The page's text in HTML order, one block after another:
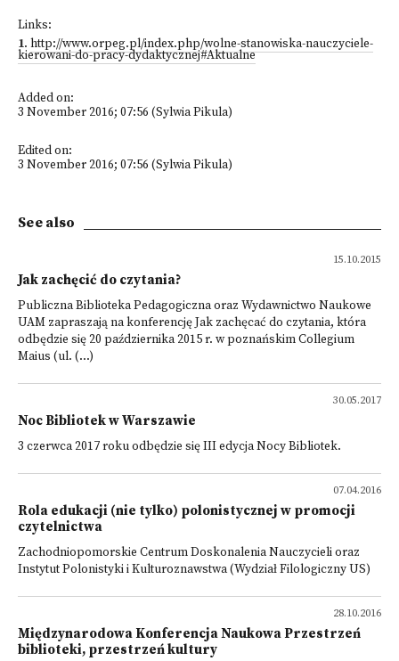
Links:
1. http://www.orpeg.pl/index.php/wolne-stanowiska-nauczyciele-
kierowani-do-pracy-dydaktycznej#Aktualne
Added on:
3 November 2016; 07:56 (Sylwia Pikula)
Edited on:
3 November 2016; 07:56 (Sylwia Pikula)
See also
15.10.2015
Jak zachęcić do czytania?
Publiczna Biblioteka Pedagogiczna oraz Wydawnictwo Naukowe
UAM zapraszają na konferencję Jak zachęcać do czytania, która
odbędzie się 20 października 2015 r. w poznańskim Collegium
Maius (ul. (...)
30.05.2017
Noc Bibliotek w Warszawie
3 czerwca 2017 roku odbędzie się III edycja Nocy Bibliotek.
07.04.2016
Rola edukacji (nie tylko) polonistycznej w promocji
czytelnictwa
Zachodniopomorskie Centrum Doskonalenia Nauczycieli oraz
Instytut Polonistyki i Kulturoznawstwa (Wydział Filologiczny US)
28.10.2016
Międzynarodowa Konferencja Naukowa Przestrzeń
biblioteki, przestrzeń kultury